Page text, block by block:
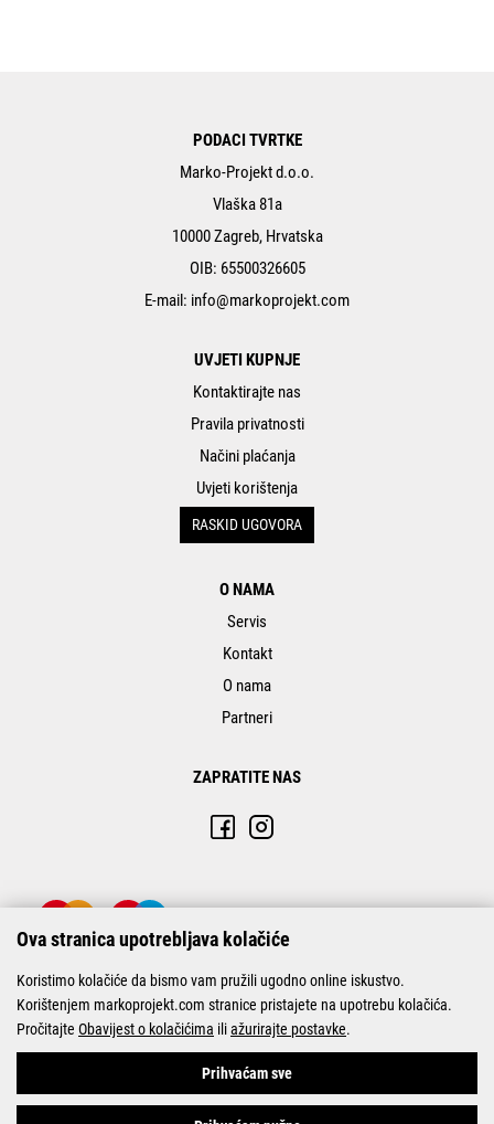
PODACI TVRTKE
Marko-Projekt d.o.o.
Vlaška 81a
10000 Zagreb, Hrvatska
OIB: 65500326605
E-mail: info@markoprojekt.com
UVJETI KUPNJE
Kontaktirajte nas
Pravila privatnosti
Načini plaćanja
Uvjeti korištenja
RASKID UGOVORA
O NAMA
Servis
Kontakt
O nama
Partneri
ZAPRATITE NAS
© Marko-Projekt 2026
Ova stranica upotrebljava kolačiće
Koristimo kolačiće da bismo vam pružili ugodno online iskustvo.
Korištenjem markoprojekt.com stranice pristajete na upotrebu kolačića.
Pročitajte Obavijest o kolačićima iliažurirajte postavke.
Prihvaćam sve